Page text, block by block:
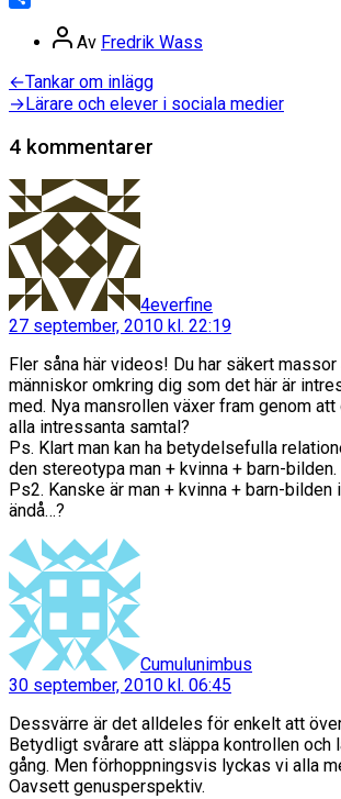
Inläggsförfattare
Av Fredrik Wass
Inläggsnavigering
←Föregående
inlägg:
Tankar om inlägg
→Nästa
Lärare och elever i sociala medier
4 kommentarer
4everfine
27 september, 2010 kl. 22:19
Fler såna här videos! Du har säkert
människor omkring dig som det här är
med. Nya mansrollen växer fram genom
alla intressanta samtal?
Ps. Klart man kan ha betydelsefulla
den stereotypa man + kvinna + barn-bilden.
Ps2. Kanske är man + kvinna + barn-
ändå…?
Cumulunimbus
30 september, 2010 kl. 06:45
Dessvärre är det alldeles för enkelt att
Betydligt svårare att släppa kontrollen och
gång. Men förhoppningsvis lyckas vi alla
Oavsett genusperspektiv.